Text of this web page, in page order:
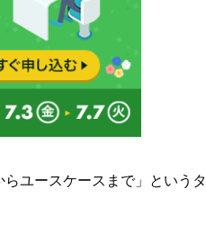
ユースケースまで」という